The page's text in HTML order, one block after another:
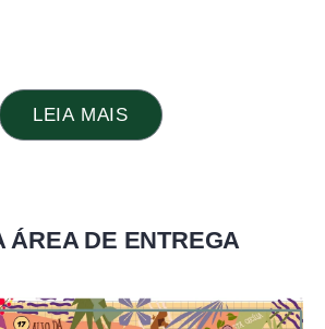
LEIA MAIS
ÁREA DE ENTREGA